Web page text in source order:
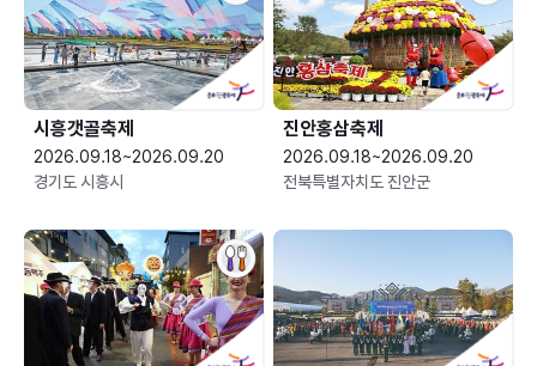
시흥갯골축제
2026.09.18~2026.09.20
경기도 시흥시
진안홍삼축제
2026.09.18~2026.09.20
전북특별자치도 진안군